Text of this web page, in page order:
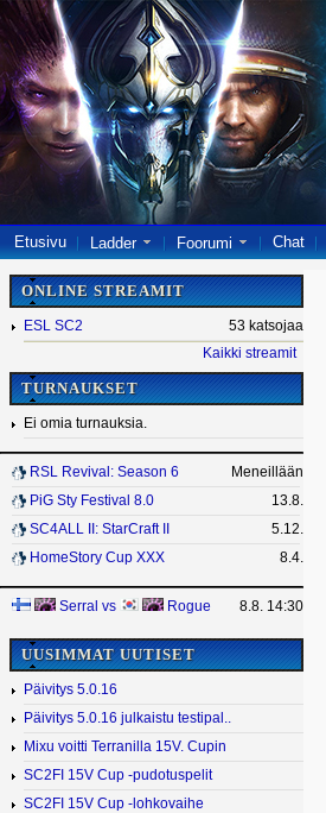
Etusivu Ladder Foorumi Chat
ONLINE STREAMIT
ESL SC2
53 katsojaa
Kaikki streamit
TURNAUKSET
Ei omia turnauksia.
RSL Revival: Season 6
Meneillään
PiG Sty Festival 8.0
13.8.
SC4ALL II: StarCraft II
5.12.
HomeStory Cup XXX
8.4.
Serral vs Rogue 8.8. 14:30
UUSIMMAT UUTISET
Päivitys 5.0.16
Päivitys 5.0.16 julkaistu testipal..
Mixu voitti Terranilla 15V. Cupin
SC2FI 15V Cup -pudotuspelit
SC2FI 15V Cup -lohkovaihe